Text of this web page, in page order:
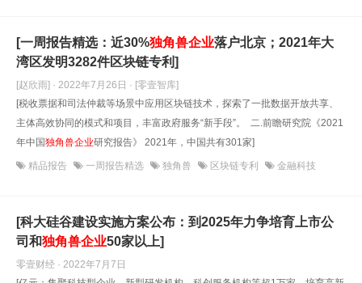
[一周报告精选：近30%独角兽企业落户北京；2021年大
湾区发明3282件区块链专利]
[赵欣雨] · 2022年7月26日 · [零壹智库]
[税收票据和司法仲裁等场景中应用区块链技术，探索了一批数据开放共享、
主体高效协同的模式和项目，丰富政府服务“新手段”。 二.前瞻研究院《2021
年中国独角兽企业研究报告》 2021年，中国共有301家]
精品报告 一周报告精选 独角兽 区块链专利 金融科技
[科大硅谷建设实施方案公布：到2025年力争培育上市公
司和独角兽企业50家以上]
零壹财经 · 2022年7月7日